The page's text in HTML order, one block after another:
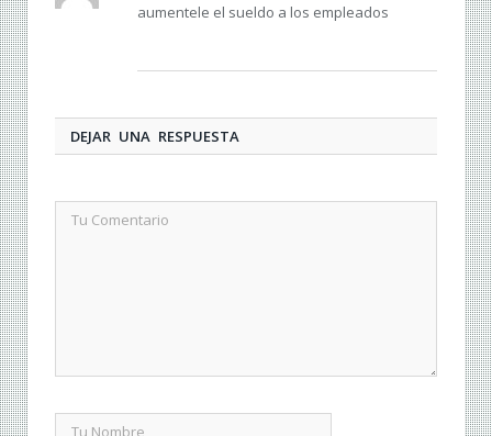
aumentele el sueldo a los empleados
DEJAR UNA RESPUESTA